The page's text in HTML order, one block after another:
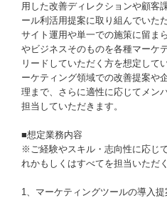
用した改善ディレクションや顧客
ール利活用提案に取り組んでいた
サイト運用や単一での施策に留ま
やビジネスそのものを各種マーケ
リードしていただく方を想定して
ーケティング領域での改善提案や
理まで、さらに適性に応じてメン
担当していただきます。
■想定業務内容
※ご経験やスキル・志向性に応じ
れかもしくはすべてを担当いただ
1、マーケティングツールの導入